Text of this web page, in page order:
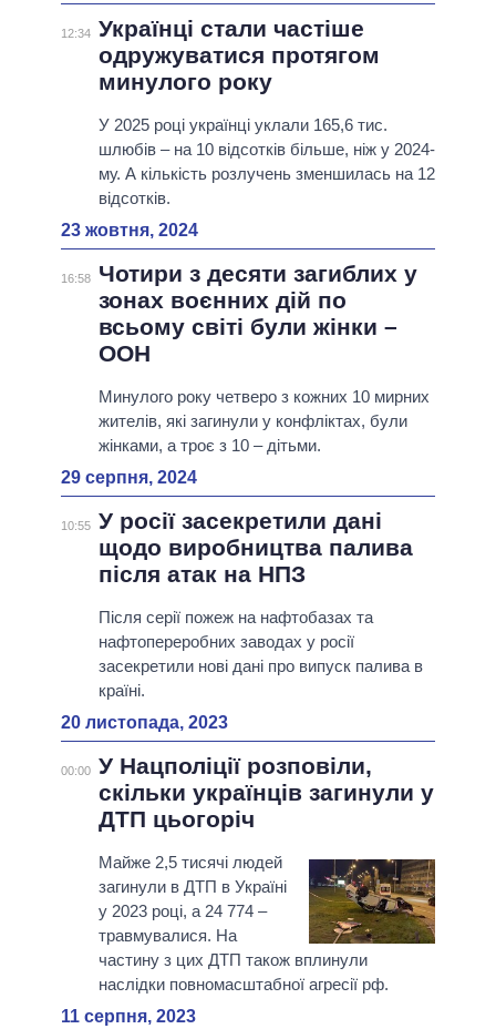
12:34 Українці стали частіше
одружуватися протягом
минулого року
У 2025 році українці уклали 165,6 тис.
шлюбів – на 10 відсотків більше, ніж у 2024-
му. А кількість розлучень зменшилась на 12
відсотків.
23 жовтня, 2024
16:58
Чотири з десяти загиблих у
зонах воєнних дій по
всьому світі були жінки –
ООН
Минулого року четверо з кожних 10 мирних
жителів, які загинули у конфліктах, були
жінками, а троє з 10 – дітьми.
29 серпня, 2024
10:55 У росії засекретили дані
щодо виробництва палива
після атак на НПЗ
Після серії пожеж на нафтобазах та
нафтопереробних заводах у росії
засекретили нові дані про випуск палива в
країні.
20 листопада, 2023
00:00 У Нацполіції розповіли,
скільки українців загинули у
ДТП цьогоріч
Майже 2,5 тисячі людей
загинули в ДТП в Україні
у 2023 році, а 24 774 –
травмувалися. На
частину з цих ДТП також вплинули
наслідки повномасштабної агресії рф.
11 серпня, 2023